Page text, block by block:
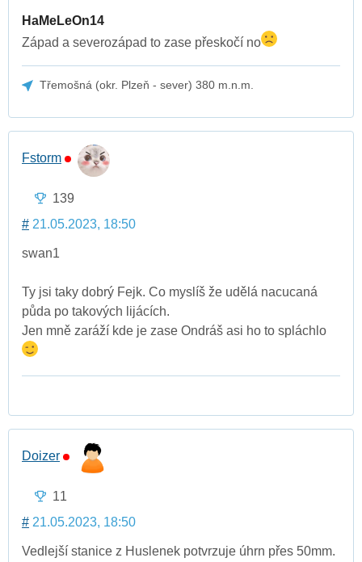
HaMeLeOn14
Západ a severozápad to zase přeskočí no
Třemošná (okr. Plzeň - sever) 380 m.n.m.
Fstorm
139
# 21.05.2023, 18:50
swan1
Ty jsi taky dobrý Fejk. Co myslíš že udělá nacucaná
půda po takových lijácích.
Jen mně zaráží kde je zase Ondráš asi ho to spláchlo
Doizer
11
# 21.05.2023, 18:50
Vedlejší stanice z Huslenek potvrzuje úhrn přes 50mm.